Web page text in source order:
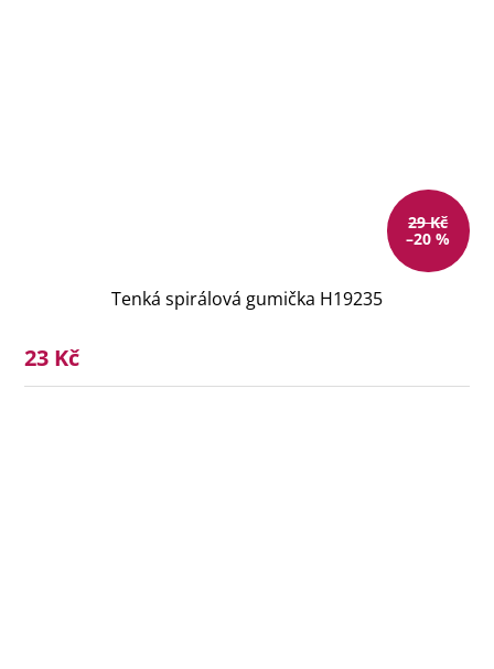
29 Kč
–20 %
Tenká spirálová gumička H19235
23 Kč